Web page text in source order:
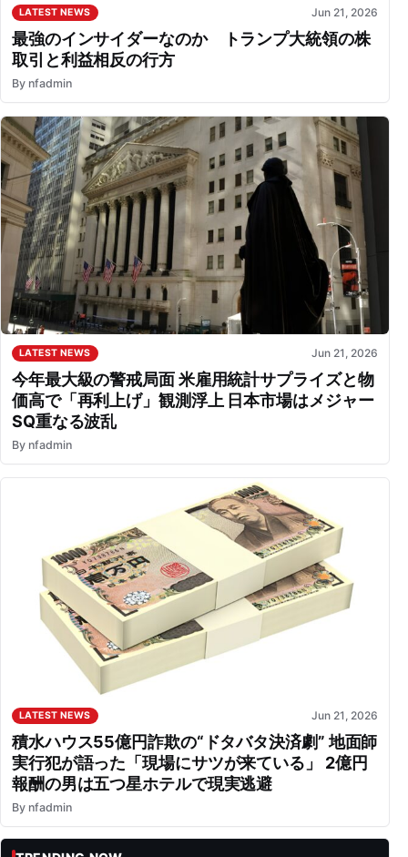
LATEST NEWS Jun 21, 2026
最強のインサイダーなのか トランプ大統領の株
取引と利益相反の行方
By nfadmin
LATEST NEWS Jun 21, 2026
今年最大級の警戒局面 米雇用統計サプライズと物
価高で「再利上げ」観測浮上 日本市場はメジャー
SQ重なる波乱
By nfadmin
LATEST NEWS Jun 21, 2026
積水ハウス55億円詐欺の“ドタバタ決済劇” 地面師
実行犯が語った「現場にサツが来ている」 2億円
報酬の男は五つ星ホテルで現実逃避
By nfadmin